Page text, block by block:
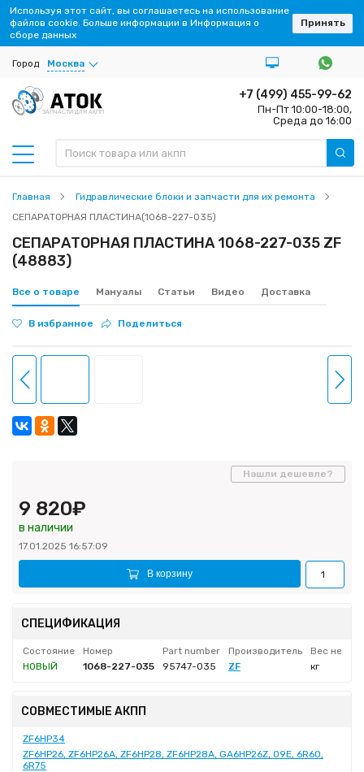
Город Москва
ЗАПЧАСТИ ДЛЯ АКПП
+7 (499) 455-99-62
Пн-Пт 10:00-18:00,
Среда до 16:00
Главная
Гидравлические блоки и запчасти для их ремонта
СЕПАРАТОРНАЯ ПЛАСТИНА(1068-227-035)
СЕПАРАТОРНАЯ ПЛАСТИНА 1068-227-035 ZF
(48883)
Все о товаре Мануалы Статьи Видео Доставка
В избранное Поделиться
9 820₽
в наличии
17.01.2025 16:57:09
В корзину
Нашли дешевле?
СПЕЦИФИКАЦИЯ
Состояние Номер Part number Производитель
Вес нетто
НОВЫЙ
1068-227-035 95747-035 ZF кг
СОВМЕСТИМЫЕ АКПП
ZF6HP34
ZF6HP26, ZF6HP26A, ZF6HP28, ZF6HP28A, GA6HP26Z, 09E, 6R60,
6R75
Используя этот сайт, вы соглашаетесь на использование
файлов cookie. Больше информации в Информация о
сборе данных
Принять